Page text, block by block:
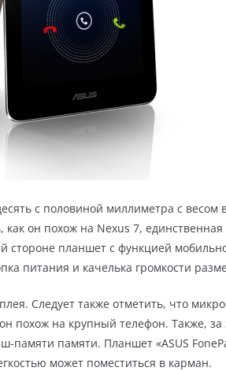
с половиной миллиметра с весом
он похож на Nеxus 7,
планшет с функцией
питания и качелька громкости
Следует также отметить, что
похож на крупный телефон. Также, за
памяти. Планшет «АSUS
может поместиться в карман.